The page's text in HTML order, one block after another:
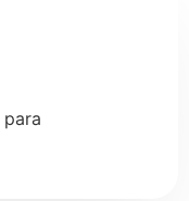
para